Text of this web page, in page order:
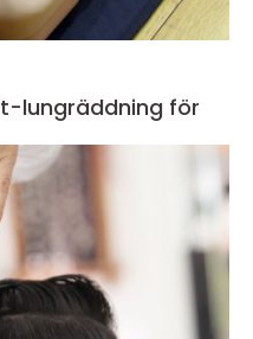
lungräddning för